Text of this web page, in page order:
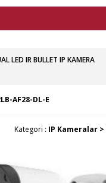
LED IR BULLET IP KAMERA
AF28-DL-E
Kategori : IP Kameralar >